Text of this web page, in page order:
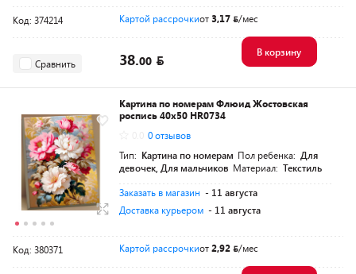
Код: 374214 Картой рассрочкиот3,17 /мес
Сравнить 38.00
В корзину
Картина по номерам Флюид Жостовская
роспись 40x50 HR0734
0 отзывов
Тип: Картина по номерам Пол ребенка: Для
девочек, Для мальчиков Материал: Текстиль
Заказать в магазин - 11 августа
Доставка курьером - 11 августа
Код: 380371 Картой рассрочкиот2,92 /мес